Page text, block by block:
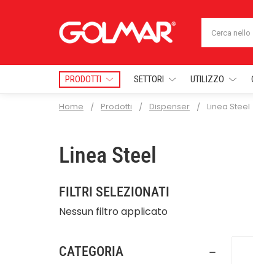
PRODOTTI SETTORI UTILIZZO
Home Prodotti Dispenser Linea Steel
Linea Steel
FILTRI SELEZIONATI
Nessun filtro applicato
CATEGORIA